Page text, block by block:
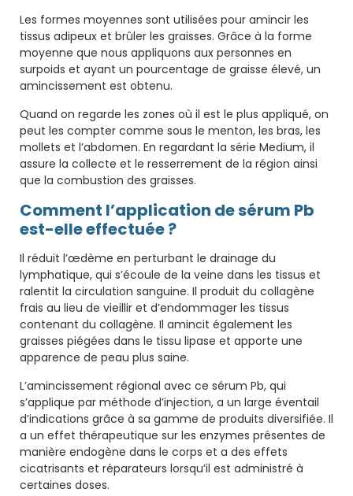
Les formes moyennes sont utilisées pour amincir les
tissus adipeux et brûler les graisses. Grâce à la forme
moyenne que nous appliquons aux personnes en
surpoids et ayant un pourcentage de graisse élevé, un
amincissement est obtenu.
Quand on regarde les zones où il est le plus appliqué, on
peut les compter comme sous le menton, les bras, les
mollets et l’abdomen. En regardant la série Medium, il
assure la collecte et le resserrement de la région ainsi
que la combustion des graisses.
Comment l’application de sérum Pb
est-elle effectuée ?
Il réduit l’œdème en perturbant le drainage du
lymphatique, qui s’écoule de la veine dans les tissus et
ralentit la circulation sanguine. Il produit du collagène
frais au lieu de vieillir et d’endommager les tissus
contenant du collagène. Il amincit également les
graisses piégées dans le tissu lipase et apporte une
apparence de peau plus saine.
L’amincissement régional avec ce sérum Pb, qui
s’applique par méthode d’injection, a un large éventail
d’indications grâce à sa gamme de produits diversifiée. Il
a un effet thérapeutique sur les enzymes présentes de
manière endogène dans le corps et a des effets
cicatrisants et réparateurs lorsqu’il est administré à
certaines doses.